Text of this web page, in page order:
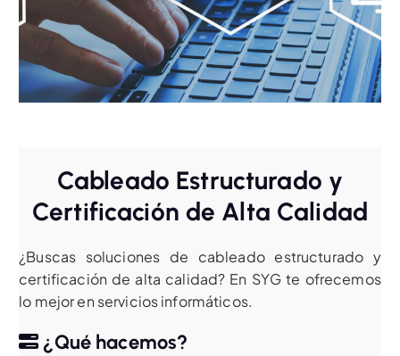
Cableado Estructurado y
Certificación de Alta Calidad
¿Buscas soluciones de cableado estructurado y
certificación de alta calidad? En SYG te ofrecemos
lo mejor en servicios informáticos.
¿Qué hacemos?